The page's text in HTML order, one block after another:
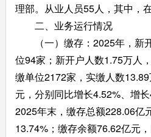
理部。从业人员55人，其中，
二、业务运行情况
（一）缴存：2025年，新
位94家；新开户人数1.75万人
缴单位2172家，实缴人数
元，分别同比增长4.52%、增长
2025年末，缴存总额228.06亿
13.74%；缴存余额76.62亿元